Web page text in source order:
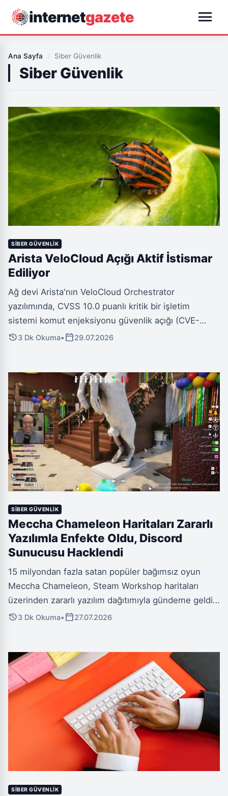
internetgazete menu
Ana Sayfa / Siber Güvenlik
Siber Güvenlik
SIBER GÜVENLIK
Arista VeloCloud Açığı Aktif İstismar
Ediliyor
Ağ devi Arista'nın VeloCloud Orchestrator
yazılımında, CVSS 10.0 puanlı kritik bir işletim
sistemi komut enjeksiyonu güvenlik açığı (CVE-
2026-16812) tespit edildi. Siber saldırganlar
erişime olanak tanıyor ve şirket içi ağlar için ciddi
tehdit oluşturuyor. Bu durum, Arista VeloCloud
kullanıcıları için acil önlem alma gerekliliğini ortaya
koyuyor.
history3 Dk Okuma• calendar_today29.07.2026
SIBER GÜVENLIK
Meccha Chameleon Haritaları Zararlı
Yazılımla Enfekte Oldu, Discord
Sunucusu Hacklendi
15 milyondan fazla satan popüler bağımsız oyun
Meccha Chameleon, Steam Workshop haritaları
üzerinden zararlı yazılım dağıtımıyla gündeme geldi.
Oyunun geliştirici ekibi lemorion_1224, açığı 3.1.0
Bu çifte güvenlik ihlali, oyuncuların veri güvenliği
konusunda endişelerini artırdı.
history3 Dk Okuma• calendar_today27.07.2026
SIBER GÜVENLIK